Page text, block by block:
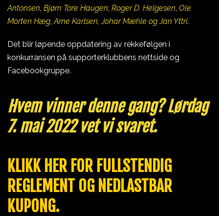
Antonsen Bjørn Tore Haugen Roger D. Helgesen Ole
Morten Hæg Arne Karlsen ,Johar Mæhle og Jan Yttri.
Det blir løpende oppdatering av rekkefølgen i
konkurransen på supporterklubbens nettside og
Facebookgruppe.
Hvem vinner denne gang? Lørdag
7. mai 2022 vet vi svaret.
KLIKK HER FOR FULLSTENDIG
REGLEMENT OG NEDLASTBAR
KUPONG.